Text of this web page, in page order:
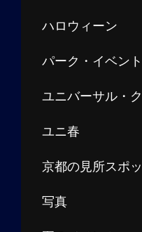
ハロウィーン
パーク・イベント
ユニバーサル・
ユニ春
京都の見所スポ
写真